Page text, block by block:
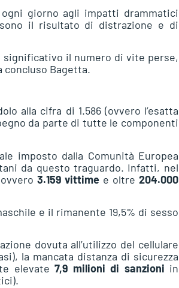
giorno agli impatti drammatici
il risultato di distrazione e di
il numero di vite perse,
concluso Bagetta.
alla cifra di 1.586 (ovvero l’esatta
da parte di tutte le componenti
imposto dalla Comunità Europea
da questo traguardo. Infatti, nel
3.159 vittime e oltre 204.000
e il rimanente 19,5% di sesso
dovuta all’utilizzo del cellulare
la mancata distanza di sicurezza
elevate 7,9 milioni di sanzioni in